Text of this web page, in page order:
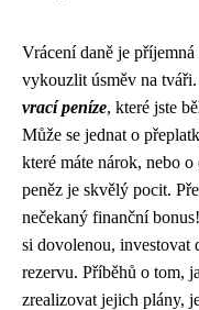
Vrácení daně je
vykouzlit úsměv na tváři.
vrací peníze, které jste
Může se jednat o
které máte nárok, nebo
peněz je skvělý pocit.
nečekaný finanční
si dovolenou,
rezervu. Příběhů o tom,
zrealizovat jejich plány,